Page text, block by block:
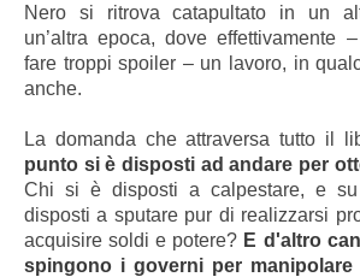
Nero si ritrova catapultato in un
un’altra epoca, dove effettivamente
fare troppi spoiler – un lavoro, in
anche.
La domanda che attraversa tutto il
punto si è disposti ad andare per
Chi si è disposti a calpestare, e
disposti a sputare pur di realizzarsi
acquisire soldi e potere? E d'altro
spingono i governi per